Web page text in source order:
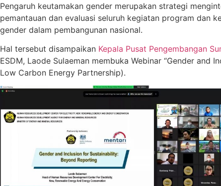
Pengaruh keutamakan gender merupakan strategi
pemantauan dan evaluasi seluruh kegiatan program dan
gender dalam pembangunan nasional.
Hal tersebut disampaikan Kepala Pusat Pengembangan
ESDM, Laode Sulaeman membuka Webinar “Gender
Low Carbon Energy Partnership).